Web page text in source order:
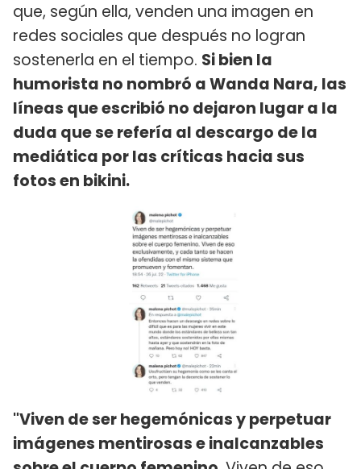
que, según ella, venden una imagen en
redes sociales que después no logran
sostenerla en el tiempo. Si bien la
humorista no nombró a Wanda Nara, las
líneas que escribió no dejaron lugar a la
duda que se refería al descargo de la
mediática por las críticas hacia sus
fotos en bikini.
"Viven de ser hegemónicas y perpetuar
imágenes mentirosas e inalcanzables